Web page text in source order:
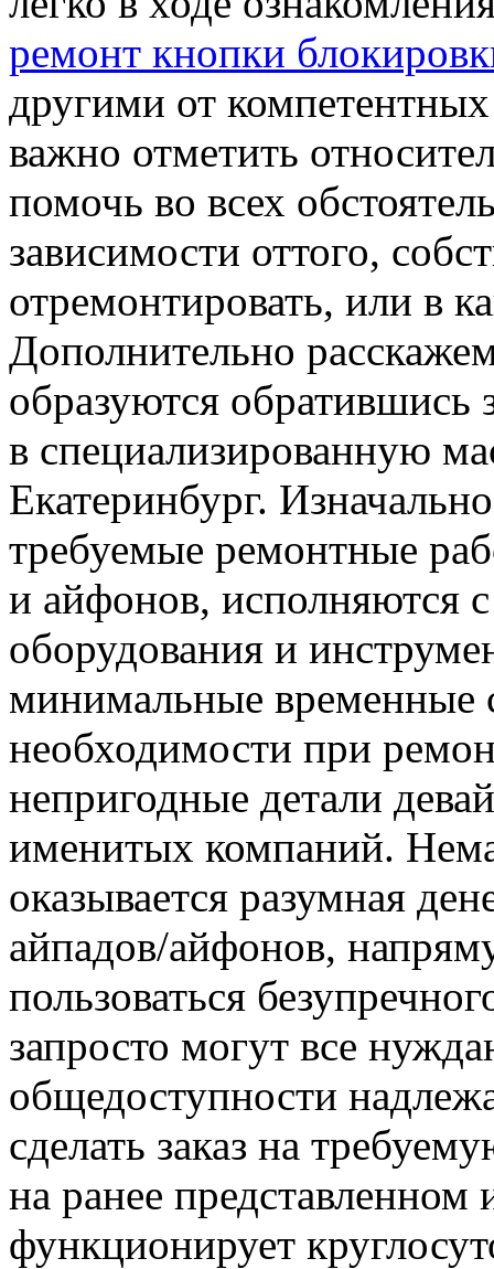
ремонт кнопки
другими от
важно отметить
помочь во всех
зависимости оттого,
отремонтировать, или в
Дополнительно
образуются
в специализированную
Екатеринбург.
требуемые ремонтные
и айфонов, исполняются
оборудования и
минимальные временные
необходимости при
непригодные детали
именитых компаний.
оказывается разумная
айпадов/айфонов,
пользоваться
запросто могут все
общедоступности
сделать заказ на
на ранее представленном
функционирует